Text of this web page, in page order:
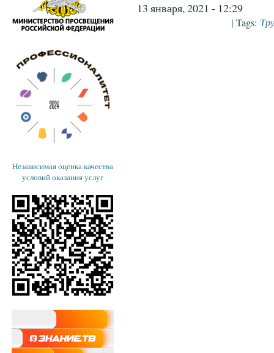
Независимая оценка качества
условий оказания услуг
13 января, 2021 - 12:29
| Tags: